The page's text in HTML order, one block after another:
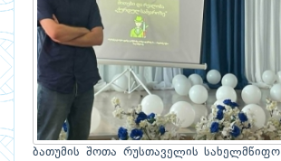
ბათუმის შოთა რუსთაველის სახელმწიფო